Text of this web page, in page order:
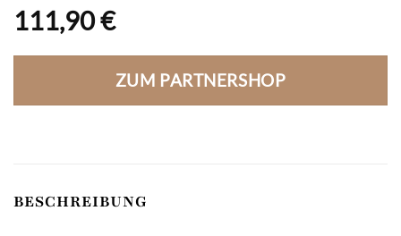
111,90€
ZUM PARTNERSHOP
BESCHREIBUNG